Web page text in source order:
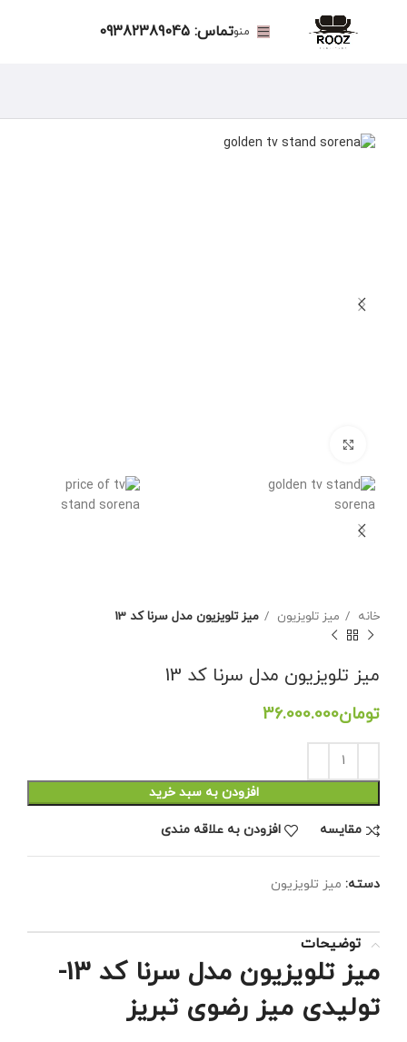
منوتماس: 09382389045
خانه میز تلویزیون میز تلویزیون مدل سرنا کد 13
میز تلویزیون مدل سرنا کد 13
تومان
افزودن به سبد خرید
مقايسه افزودن به علاقه مندی
دسته: میز تلویزیون
توضیحات
میز تلویزیون مدل سرنا کد 13-
تولیدی میز رضوی تبریز